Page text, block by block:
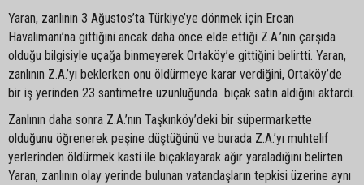
Yaran, zanlının 3 Ağustos’ta Türkiye’ye dönmek için Ercan
Havalimanı’na gittiğini ancak daha önce elde ettiği Z.A.’nın çarşıda
olduğu bilgisiyle uçağa binmeyerek Ortaköy’e gittiğini belirtti. Yaran,
zanlının Z.A.’yı beklerken onu öldürmeye karar verdiğini, Ortaköy’de
bir iş yerinden 23 santimetre uzunluğunda bıçak satın aldığını aktardı.
Zanlının daha sonra Z.A.’nın Taşkınköy’deki bir süpermarkette
olduğunu öğrenerek peşine düştüğünü ve burada Z.A.’yı muhtelif
yerlerinden öldürmek kasti ile bıçaklayarak ağır yaraladığını belirten
Yaran, zanlının olay yerinde bulunan vatandaşların tepkisi üzerine aynı